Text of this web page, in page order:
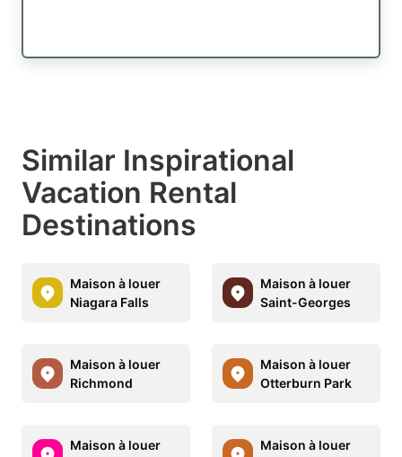
Similar Inspirational
Vacation Rental
Destinations
Maison à louer
Niagara Falls
Maison à louer
Saint-Georges
Maison à louer
Richmond
Maison à louer
Otterburn Park
Maison à louer
Maison à louer